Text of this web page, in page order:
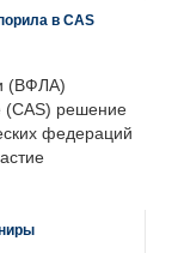
в CAS
(ВФЛА)
(CAS) решение
федераций